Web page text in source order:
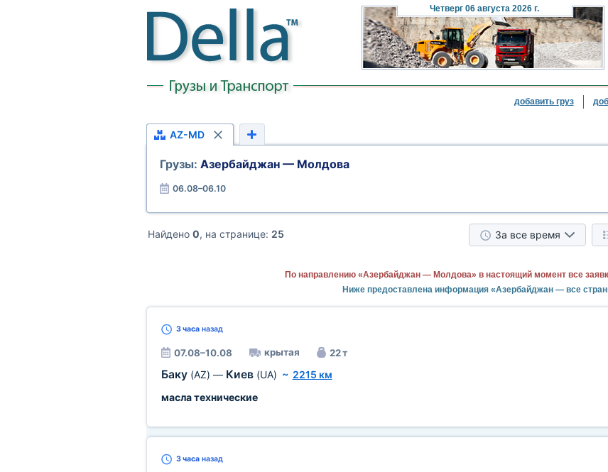
Четверг 06 августа 2026 г.
добавить груз
AZ-MD
Грузы: Азербайджан — Молдова
06.08–06.10
Найдено 0, на странице: 25 За все время
По направлению «Азербайджан — Молдова» в настоящий момент все
Ниже предоставлена информация «Азербайджан — все
3 часаназад
07.08–10.08 крытая 22 т
Баку (AZ) — Киев (UA) ~ 2215 км
масла технические
3 часаназад